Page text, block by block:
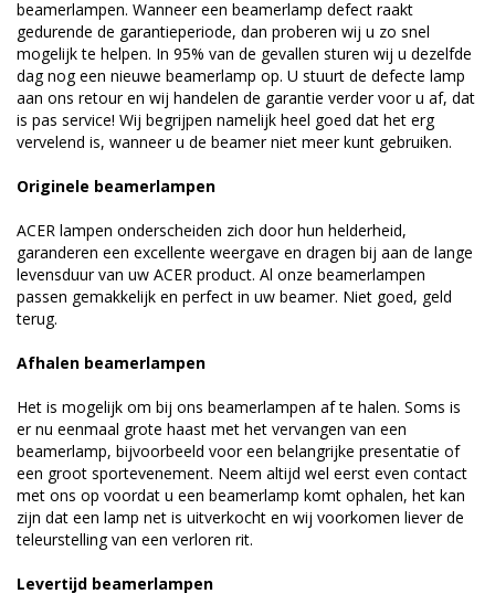
beamerlampen. Wanneer een beamerlamp defect raakt
gedurende de garantieperiode, dan proberen wij u zo snel
mogelijk te helpen. In 95% van de gevallen sturen wij u dezelfde
dag nog een nieuwe beamerlamp op. U stuurt de defecte lamp
aan ons retour en wij handelen de garantie verder voor u af, dat
is pas service! Wij begrijpen namelijk heel goed dat het erg
vervelend is, wanneer u de beamer niet meer kunt gebruiken.
Originele beamerlampen
ACER lampen onderscheiden zich door hun helderheid,
garanderen een excellente weergave en dragen bij aan de lange
levensduur van uw ACER product. Al onze beamerlampen
passen gemakkelijk en perfect in uw beamer. Niet goed, geld
terug.
Afhalen beamerlampen
Het is mogelijk om bij ons beamerlampen af te halen. Soms is
er nu eenmaal grote haast met het vervangen van een
beamerlamp, bijvoorbeeld voor een belangrijke presentatie of
een groot sportevenement. Neem altijd wel eerst even contact
met ons op voordat u een beamerlamp komt ophalen, het kan
zijn dat een lamp net is uitverkocht en wij voorkomen liever de
teleurstelling van een verloren rit.
Levertijd beamerlampen